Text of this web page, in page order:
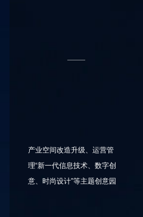
产业空间改造升级、运营管
理“新一代信息技术、数字创
意、时尚设计”等主题创意园